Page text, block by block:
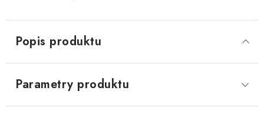
Popis produktu
Parametry produktu